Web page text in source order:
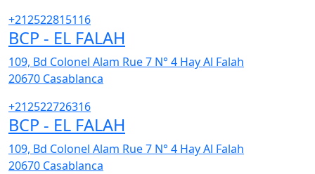
+212522815116
BCP - EL FALAH
109, Bd Colonel Alam Rue 7 N° 4 Hay Al Falah
20670 Casablanca
+212522726316
BCP - EL FALAH
109, Bd Colonel Alam Rue 7 N° 4 Hay Al Falah
20670 Casablanca